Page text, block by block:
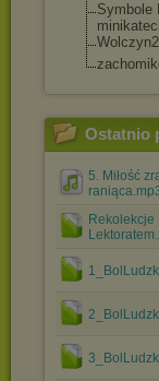
Symbole
Ostatnio
5. Miłość
Rekolekcje